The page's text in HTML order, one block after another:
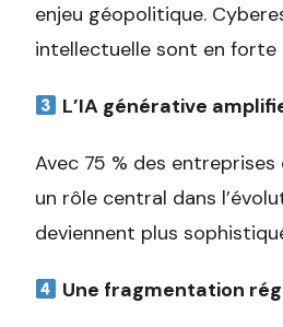
enjeu géopolitique.
intellectuelle sont en forte
L’IA générative
Avec 75 % des
un rôle central dans
deviennent plus
Une fragmentation